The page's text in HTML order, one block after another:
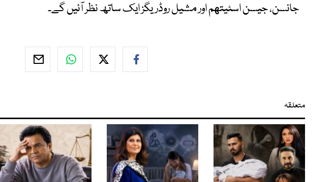
جانسن، جیسن اسٹیتهم اور مشیل روڈریگز ایک ساتھ نظر آئیں گے۔
متعلقہ